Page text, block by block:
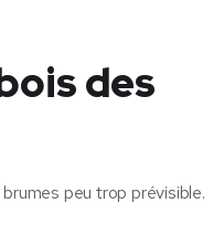
des
peu trop prévisible.